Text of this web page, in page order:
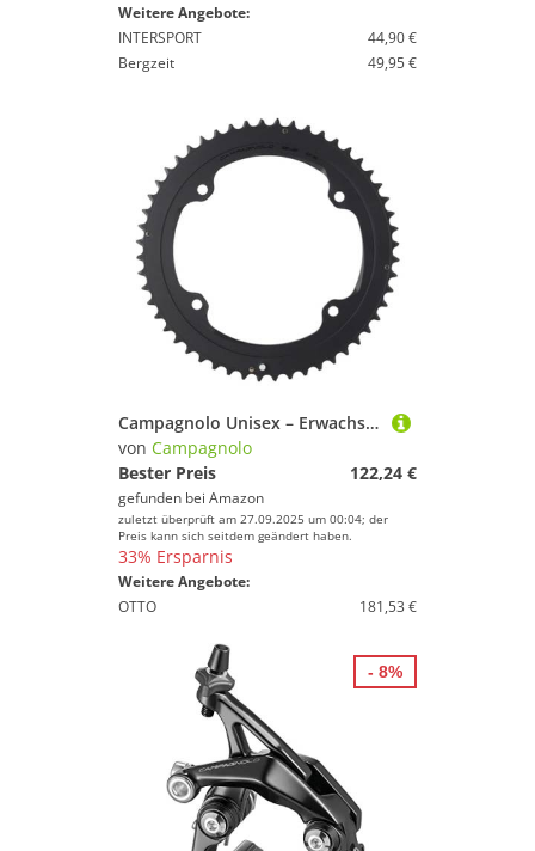
Weitere Angebote:
INTERSPORT
44,90 €
Bergzeit
49,95 €
Campagnolo Unisex – Erwachsene Record 12s Kettenrad, Schwarz, One Size
von Campagnolo
Bester Preis
122,24 €
gefunden bei Amazon
zuletzt überprüft am 27.09.2025 um 00:04; der
Preis kann sich seitdem geändert haben.
33% Ersparnis
Weitere Angebote:
OTTO
181,53 €
- 8%